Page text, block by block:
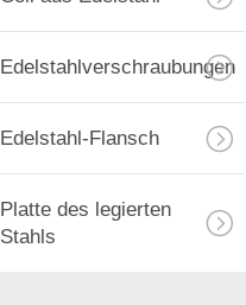
Edelstahlverschraubungen
Edelstahl-Flansch
Platte des legierten
Stahls